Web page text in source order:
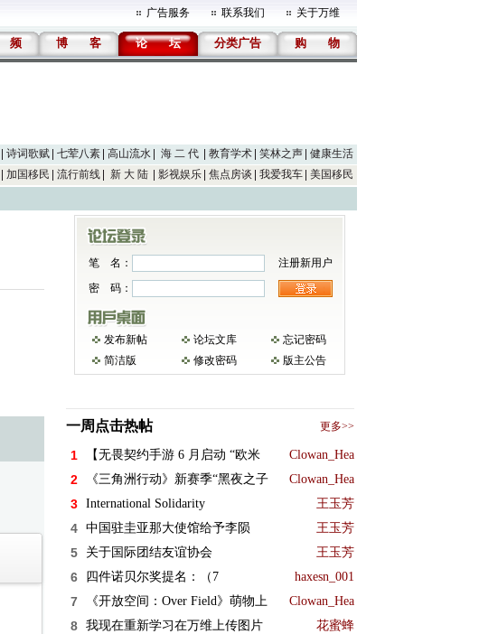
广告服务 联系我们 关于万维
频 博 客 论 坛 分类广告 购 物
诗词歌赋 七荤八素 高山流水 海 二 代 教育学术 笑林之声
健康生活
加国移民 流行前线 新 大 陆 影视娱乐 焦点房谈 我爱我车 美国移民
笔 名：
注册新用户
密 码：
发布新帖 论坛文库
忘记密码
简洁版
修改密码 版主公告
一周点击热帖 更多>>
1 【无畏契约手游 6 月启动 “欧米 Clowan_Hea
2 《三角洲行动》新赛季“黑夜之子 Clowan_Hea
3 International Solidarity 王玉芳
4 中国驻圭亚那大使馆给予李陨 王玉芳
5 关于国际团结友谊协会 王玉芳
6 四件诺贝尔奖提名：（7 haxesn_001
7 《开放空间：Over Field》萌物上 Clowan_Hea
8 我现在重新学习在万维上传图片 花蜜蜂